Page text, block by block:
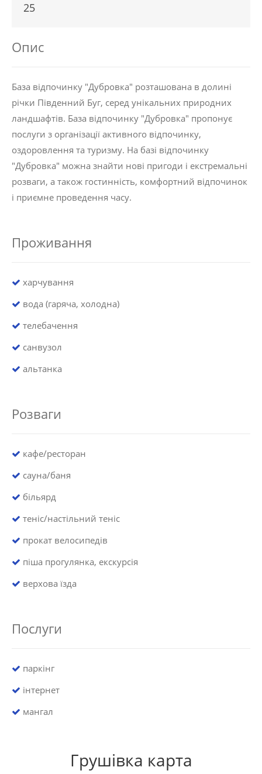
25
Опис
База відпочинку "Дубровка" розташована в долині
річки Південний Буг, серед унікальних природних
ландшафтів. База відпочинку "Дубровка" пропонує
послуги з організації активного відпочинку,
оздоровлення та туризму. На базі відпочинку
"Дубровка" можна знайти нові пригоди і екстремальні
розваги, а також гостинність, комфортний відпочинок
і приємне проведення часу.
Проживання
харчування
вода (гаряча, холодна)
телебачення
санвузол
альтанка
Розваги
кафе/ресторан
сауна/баня
більярд
теніс/настільний теніс
прокат велосипедів
піша прогулянка, екскурсія
верхова їзда
Послуги
паркінг
інтернет
мангал
Грушівка карта